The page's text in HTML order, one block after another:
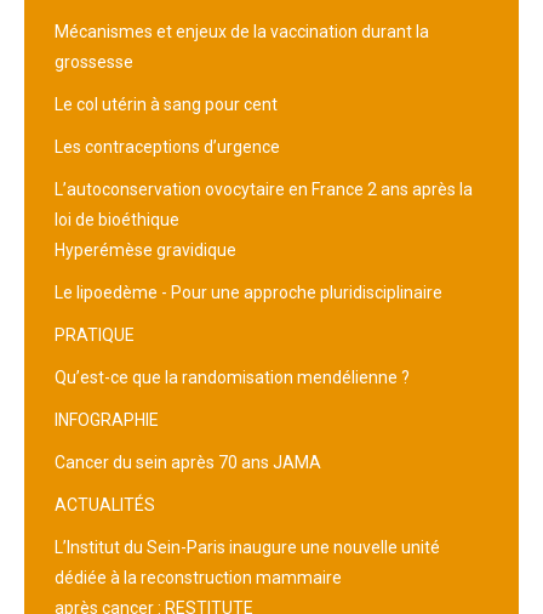
Mécanismes et enjeux de la vaccination durant la
grossesse
Le col utérin à sang pour cent
Les contraceptions d’urgence
L’autoconservation ovocytaire en France 2 ans après la
loi de bioéthique
Hyperémèse gravidique
Le lipoedème - Pour une approche pluridisciplinaire
PRATIQUE
Qu’est-ce que la randomisation mendélienne ?
INFOGRAPHIE
Cancer du sein après 70 ans JAMA
ACTUALITÉS
L’Institut du Sein-Paris inaugure une nouvelle unité
dédiée à la reconstruction mammaire
après cancer : RESTITUTE